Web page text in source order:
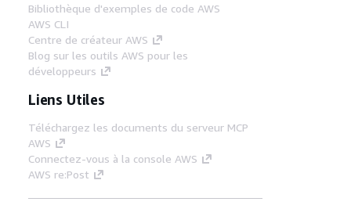
Bibliothèque d'exemples de code AWS
AWS CLI
Centre de créateur AWS
Blog sur les outils AWS pour les
développeurs
Liens Utiles
Téléchargez les documents du serveur MCP
AWS
Connectez-vous à la console AWS
AWS re:Post